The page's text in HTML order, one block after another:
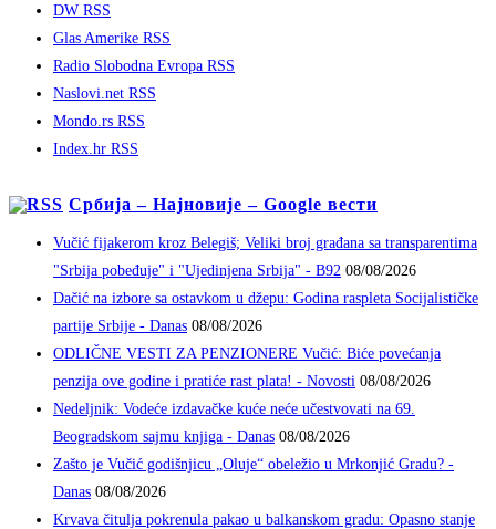
DW RSS
Glas Amerike RSS
Radio Slobodna Evropa RSS
Naslovi.net RSS
Mondo.rs RSS
Index.hr RSS
Србија – Најновије – Google вести
Vučić fijakerom kroz Belegiš; Veliki broj građana sa transparentima
"Srbija pobeđuje" i "Ujedinjena Srbija" - B92 08/08/2026
Dačić na izbore sa ostavkom u džepu: Godina raspleta Socijalističke
partije Srbije - Danas 08/08/2026
ODLIČNE VESTI ZA PENZIONERE Vučić: Biće povećanja
penzija ove godine i pratiće rast plata! - Novosti 08/08/2026
Nedeljnik: Vodeće izdavačke kuće neće učestvovati na 69.
Beogradskom sajmu knjiga - Danas 08/08/2026
Zašto je Vučić godišnjicu „Oluje“ obeležio u Mrkonjić Gradu? -
Danas 08/08/2026
Krvava čitulja pokrenula pakao u balkanskom gradu: Opasno stanje